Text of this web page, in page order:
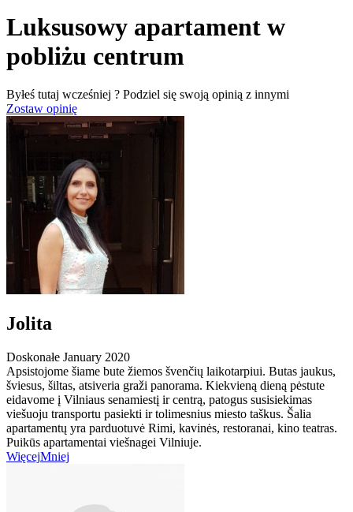
Luksusowy apartament w
pobliżu centrum
Byłeś tutaj wcześniej ? Podziel się swoją opinią z innymi
Zostaw opinię
Jolita
Doskonałe January 2020
Apsistojome šiame bute žiemos švenčių laikotarpiui. Butas jaukus,
šviesus, šiltas, atsiveria graži panorama. Kiekvieną dieną pėstute
eidavome į Vilniaus senamiestį ir centrą, patogus susisiekimas
viešuoju transportu pasiekti ir tolimesnius miesto taškus. Šalia
apartamentų yra parduotuvė Rimi, kavinės, restoranai, kino teatras.
Puikūs apartamentai viešnagei Vilniuje.
WięcejMniej